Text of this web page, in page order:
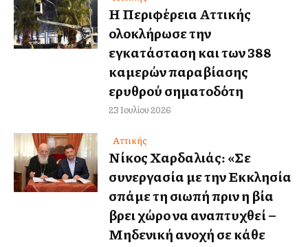
Η Περιφέρεια Αττικής
ολοκλήρωσε την
εγκατάσταση και των 388
καμερών παραβίασης
ερυθρού σηματοδότη
23 Ιουλίου 2026
Αττικής
Νίκος Χαρδαλιάς: «Σε
συνεργασία με την Εκκλησία
σπάμε τη σιωπή πριν η βία
βρει χώρο να αναπτυχθεί –
Μηδενική ανοχή σε κάθε